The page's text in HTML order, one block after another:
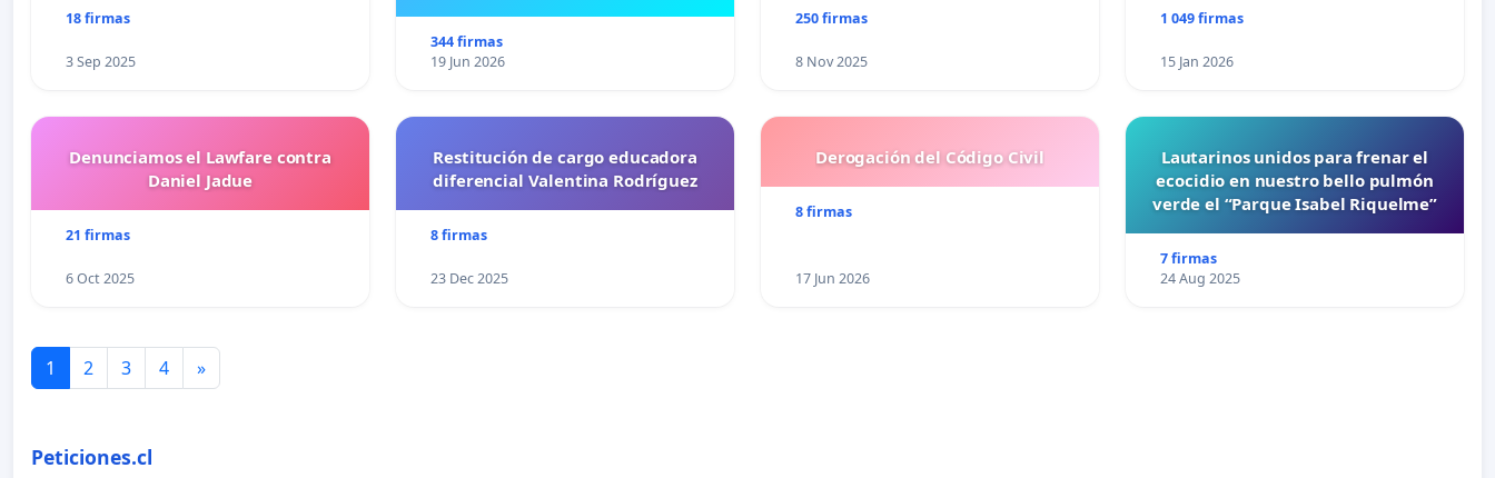
18 firmas
3 Sep 2025
344 firmas
19 Jun 2026
250 firmas
8 Nov 2025
1 049 firmas
15 Jan 2026
Denunciamos el Lawfare contra
Daniel Jadue
21 firmas
6 Oct 2025
Restitución de cargo educadora
diferencial Valentina Rodríguez
8 firmas
23 Dec 2025
Derogación del Código Civil
8 firmas
17 Jun 2026
Lautarinos unidos para frenar el
ecocidio en nuestro bello pulmón
verde el “Parque Isabel Riquelme”
7 firmas
24 Aug 2025
1 2 3 4 »
Peticiones.cl